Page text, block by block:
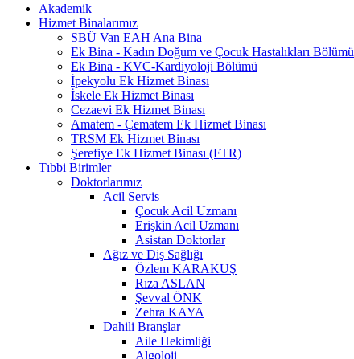
Akademik
Hizmet Binalarımız
SBÜ Van EAH Ana Bina
Ek Bina - Kadın Doğum ve Çocuk Hastalıkları Bölümü
Ek Bina - KVC-Kardiyoloji Bölümü
İpekyolu Ek Hizmet Binası
İskele Ek Hizmet Binası
Cezaevi Ek Hizmet Binası
Amatem - Çematem Ek Hizmet Binası
TRSM Ek Hizmet Binası
Şerefiye Ek Hizmet Binası (FTR)
Tıbbi Birimler
Doktorlarımız
Acil Servis
Çocuk Acil Uzmanı
Erişkin Acil Uzmanı
Asistan Doktorlar
Ağız ve Diş Sağlığı
Özlem KARAKUŞ
Rıza ASLAN
Şevval ÖNK
Zehra KAYA
Dahili Branşlar
Aile Hekimliği
Algoloji